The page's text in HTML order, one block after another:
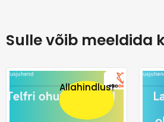
Sulle võib meeldida
Allahindlus!